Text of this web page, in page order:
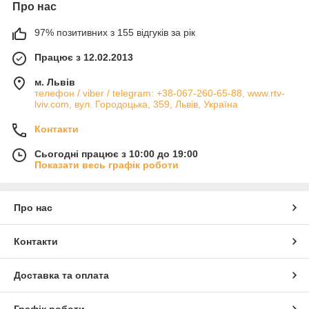
Про нас
97% позитивних з 155 відгуків за рік
Працює з 12.02.2013
м. Львів
телефон / viber / telegram: +38-067-260-65-88, www.rtv-
lviv.com, вул. Городоцька, 359, Львів, Україна
Контакти
Сьогодні працює з 10:00 до 19:00
Показати весь графік роботи
Про нас
Контакти
Доставка та оплата